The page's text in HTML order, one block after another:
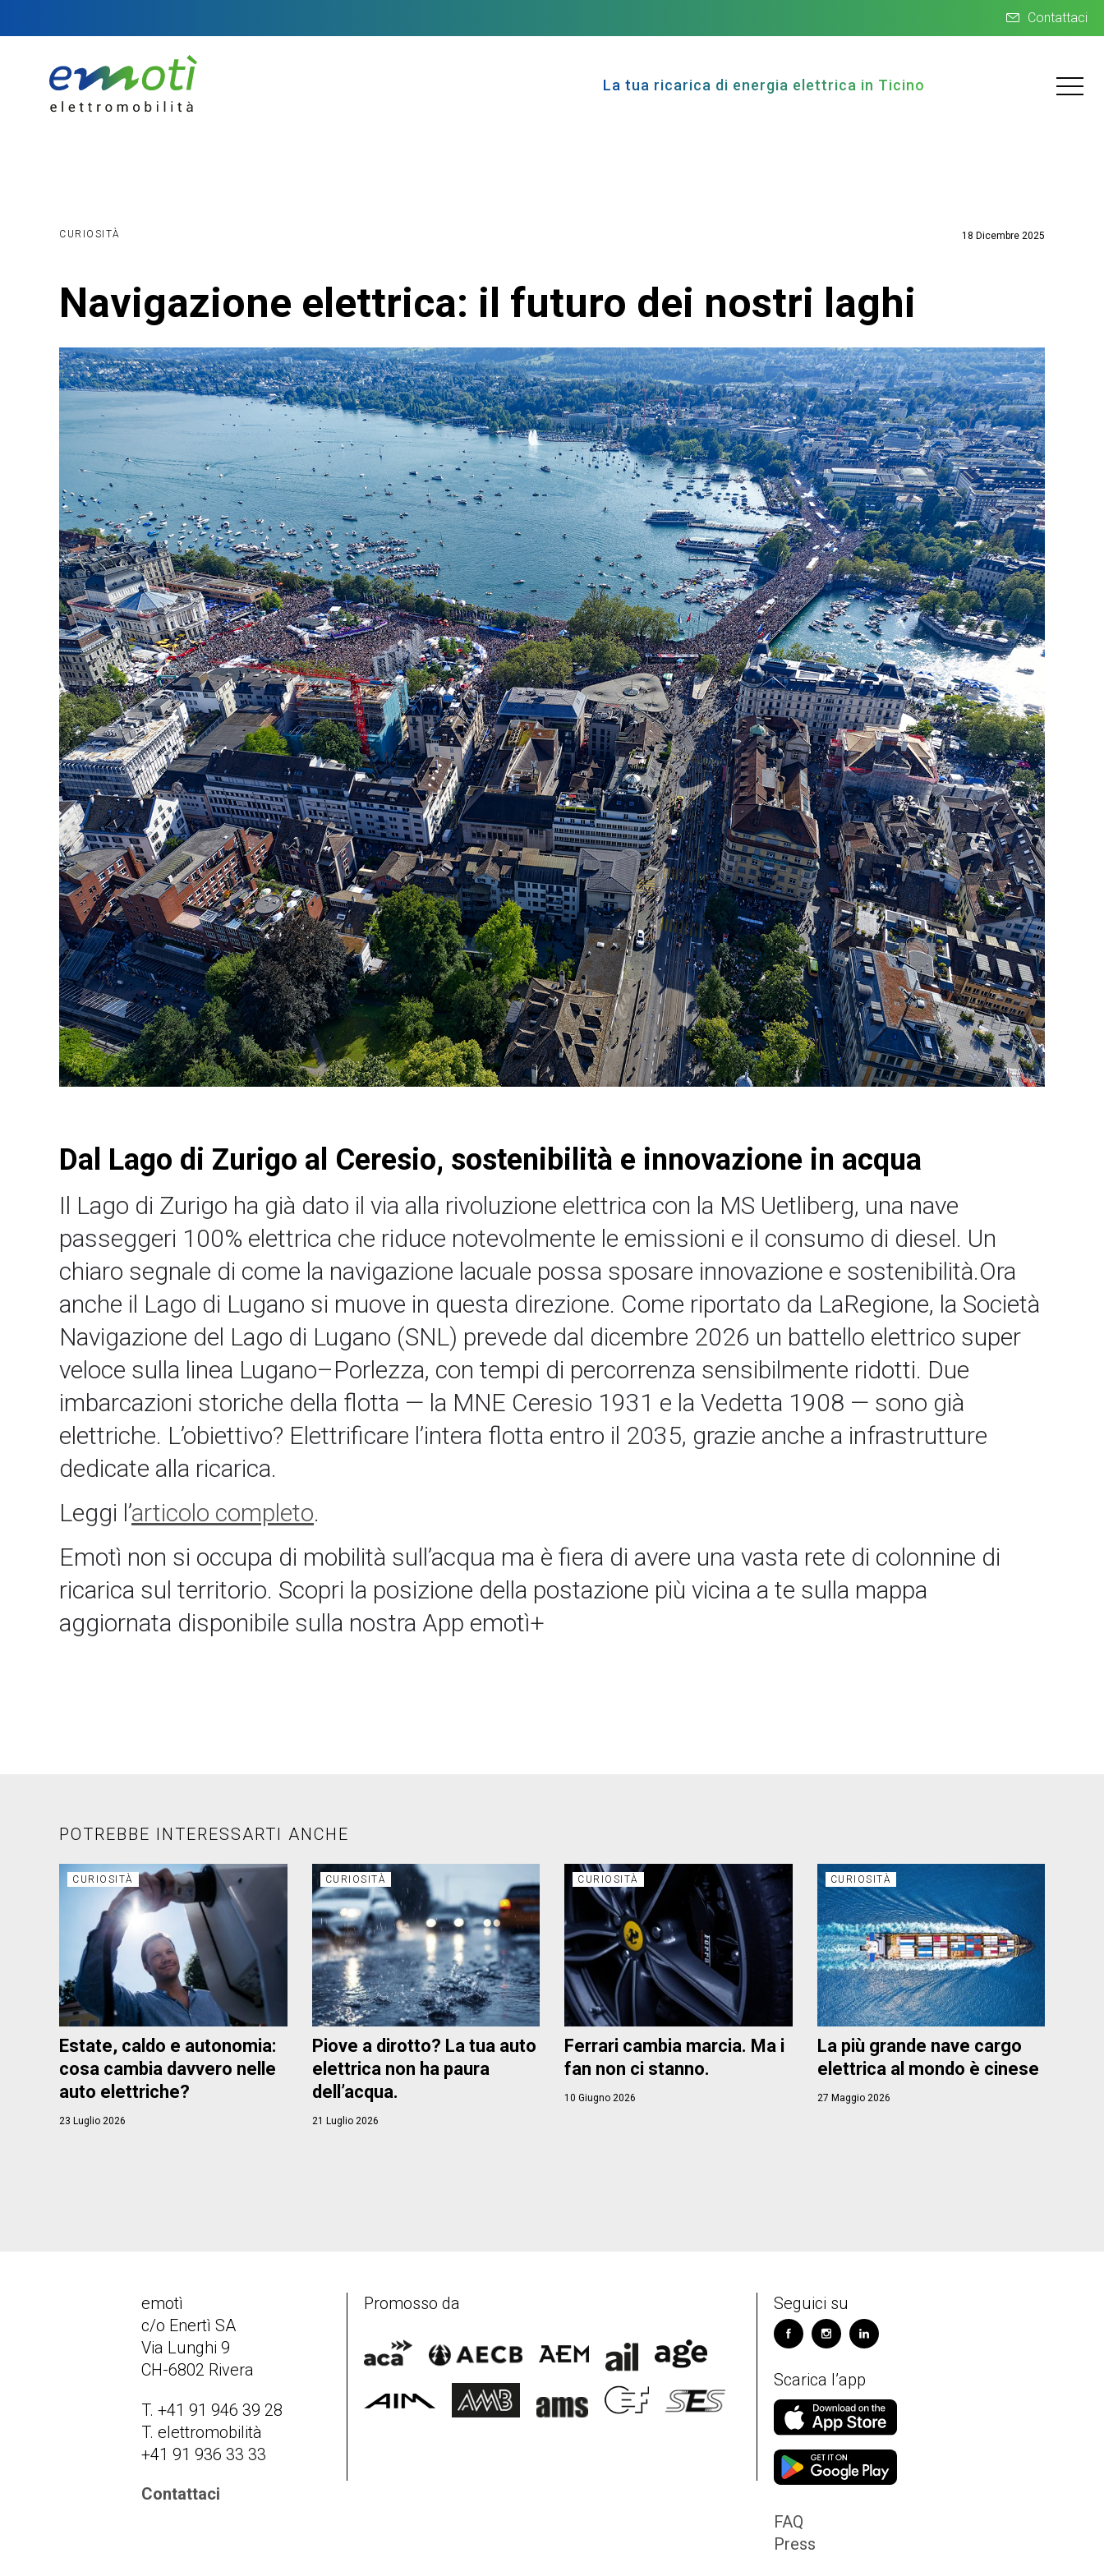
Contattaci
La tua ricarica di energia elettrica in Ticino
CURIOSITÀ 18 Dicembre 2025
Navigazione elettrica: il futuro dei nostri laghi
Dal Lago di Zurigo al Ceresio, sostenibilità e innovazione in acqua
Il Lago di Zurigo ha già dato il via alla rivoluzione elettrica con la MS Uetliberg, una nave
passeggeri 100% elettrica che riduce notevolmente le emissioni e il consumo di diesel. Un
chiaro segnale di come la navigazione lacuale possa sposare innovazione e sostenibilità.Ora
anche il Lago di Lugano si muove in questa direzione. Come riportato da LaRegione, la Società
Navigazione del Lago di Lugano (SNL) prevede dal dicembre 2026 un battello elettrico super
veloce sulla linea Lugano–Porlezza, con tempi di percorrenza sensibilmente ridotti. Due
imbarcazioni storiche della flotta — la MNE Ceresio 1931 e la Vedetta 1908 — sono già
elettriche. L’obiettivo? Elettrificare l’intera flotta entro il 2035, grazie anche a infrastrutture
dedicate alla ricarica.
Leggi l’articolo completo.
Emotì non si occupa di mobilità sull’acqua ma è fiera di avere una vasta rete di colonnine di
ricarica sul territorio. Scopri la posizione della postazione più vicina a te sulla mappa
aggiornata disponibile sulla nostra App emotì+
POTREBBE INTERESSARTI ANCHE
CURIOSITÀ
Estate, caldo e autonomia:
cosa cambia davvero nelle
auto elettriche?
23 Luglio 2026
CURIOSITÀ
Piove a dirotto? La tua auto
elettrica non ha paura
dell’acqua.
21 Luglio 2026
CURIOSITÀ
Ferrari cambia marcia. Ma i
fan non ci stanno.
10 Giugno 2026
CURIOSITÀ
La più grande nave cargo
elettrica al mondo è cinese
27 Maggio 2026
emotì
c/o Enertì SA
Via Lunghi 9
CH-6802 Rivera
T. +41 91 946 39 28
T. elettromobilità
+41 91 936 33 33
Contattaci
Promosso da Seguici su
Scarica l’app
FAQ
Press